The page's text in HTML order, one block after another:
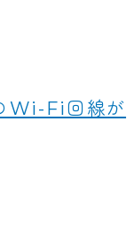
Wi-Fi回線が